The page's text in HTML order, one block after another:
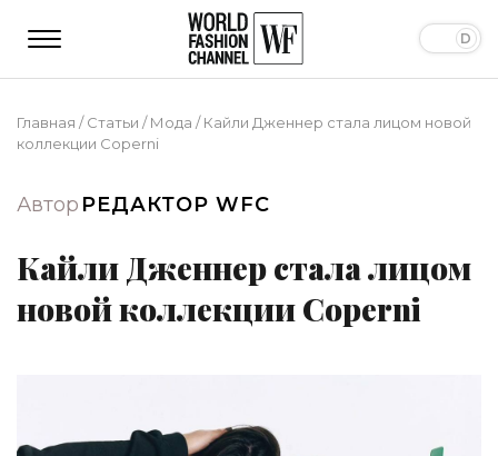
Главная /Статьи /Мода /Кайли Дженнер стала лицом новой
коллекции Coperni
Автор РЕДАКТОР WFC
Кайли Дженнер стала лицом
новой коллекции Coperni